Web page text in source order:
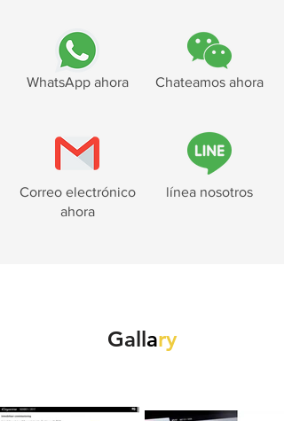
WhatsApp ahora
Correo electrónico
ahora
Chateamos ahora
línea nosotros
Gallary